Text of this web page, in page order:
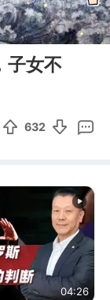
05:02
子女不
632
04:26